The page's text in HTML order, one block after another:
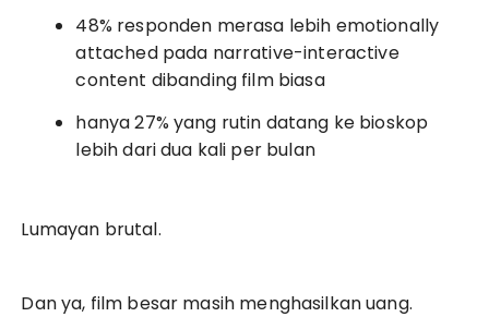
48% responden merasa lebih emotionally
attached pada narrative-interactive
content dibanding film biasa
hanya 27% yang rutin datang ke bioskop
lebih dari dua kali per bulan
Lumayan brutal.
Dan ya, film besar masih menghasilkan uang.